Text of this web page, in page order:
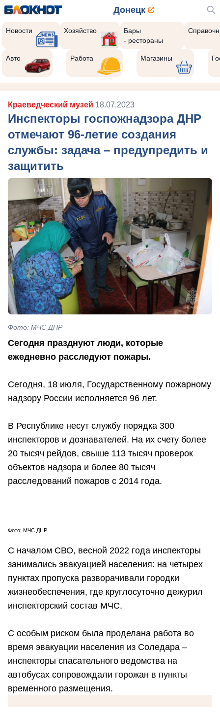
Донецк
Новости Хозяйство
Бары
- рестораны
Авто Работа Магазины
Краеведческий музей 18.07.2023
Инспекторы госпожнадзора ДНР
отмечают 96-летие создания
службы: задача – предупредить и
защитить
Фото: МЧС ДНР
Сегодня празднуют люди, которые
ежедневно расследуют пожары.
Сегодня, 18 июля, Государственному пожарному
надзору России исполняется 96 лет.
В Республике несут службу порядка 300
инспекторов и дознавателей. На их счету более
20 тысяч рейдов, свыше 113 тысяч проверок
объектов надзора и более 80 тысяч
расследований пожаров с 2014 года.
Фото: МЧС ДНР
С началом СВО, весной 2022 года инспекторы
занимались эвакуацией населения: на четырех
пунктах пропуска разворачивали городки
жизнеобеспечения, где круглосуточно дежурил
инспекторский состав МЧС.
С особым риском была проделана работа во
время эвакуации населения из Соледара –
инспекторы спасательного ведомства на
автобусах сопровождали горожан в пункты
временного размещения.